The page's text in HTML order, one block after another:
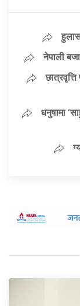
नेपाली
धनुषामा